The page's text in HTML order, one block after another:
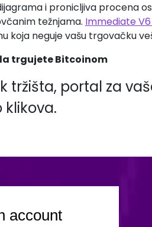
i pronicljiva procena
težnjama. Immediate
koja neguje vašu trgovačku
trgujete Bitcoinom
tržišta, portal za
klikova.